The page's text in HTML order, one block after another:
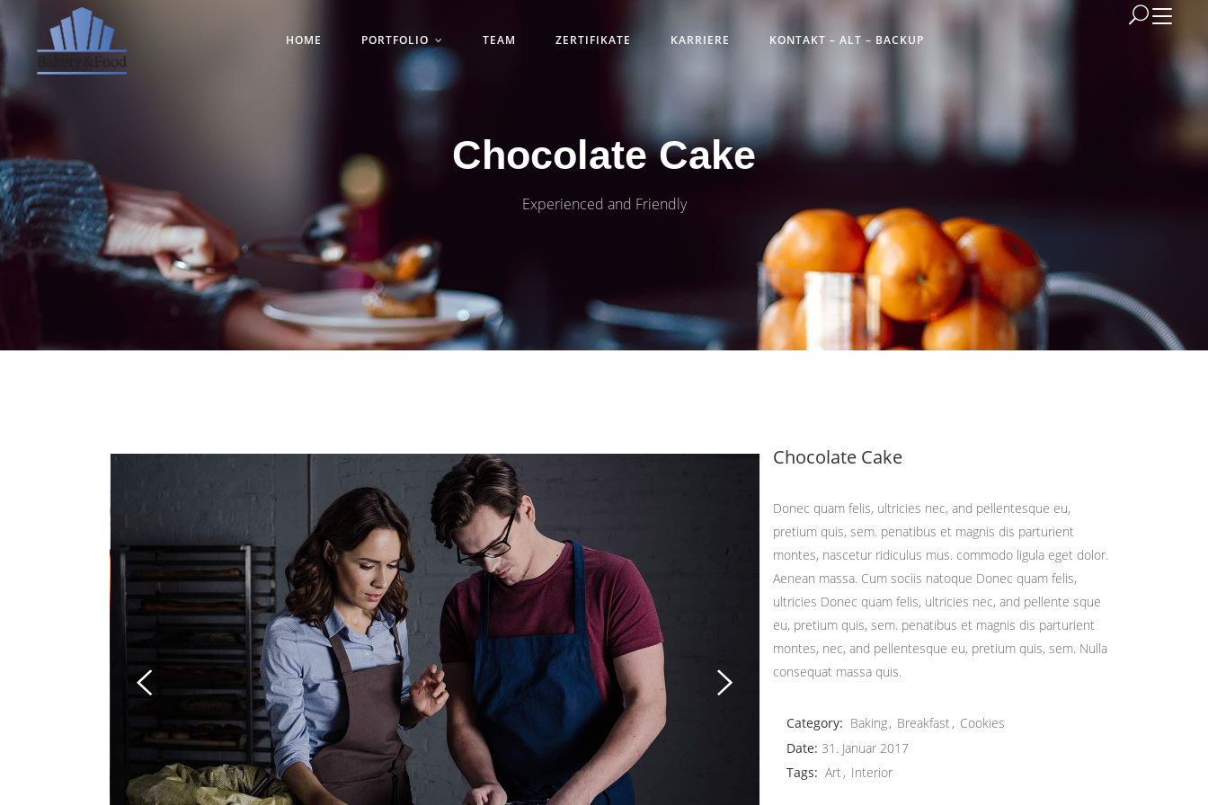
HOME PORTFOLIO TEAM ZERTIFIKATE KARRIERE KONTAKT – ALT – BACKUP
Chocolate Cake
Experienced and Friendly
Chocolate Cake
Donec quam felis, ultricies nec, and pellentesque eu,
pretium quis, sem. penatibus et magnis dis parturient
montes, nascetur ridiculus mus. commodo ligula eget dolor.
Aenean massa. Cum sociis natoque Donec quam felis,
ultricies Donec quam felis, ultricies nec, and pellente sque
eu, pretium quis, sem. penatibus et magnis dis parturient
montes, nec, and pellentesque eu, pretium quis, sem. Nulla
consequat massa quis.
Category: Baking Breakfast
Cookies
Date: 31. Januar 2017
Tags: Art Interior